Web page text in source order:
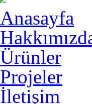
Anasayfa
Ürünler
Projeler
İletişim